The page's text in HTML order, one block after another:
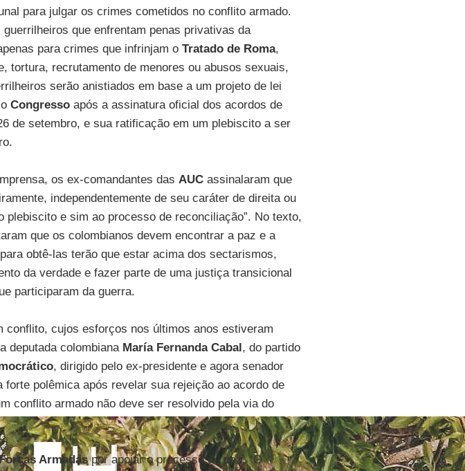
para julgar os crimes cometidos no conflito armado.
que enfrentam penas privativas da
para crimes que infrinjam o Tratado de Roma,
tortura, recrutamento de menores ou abusos sexuais,
serão anistiados em base a um projeto de lei
Congressoapós a assinatura oficial dos acordos de
de setembro, e sua ratificação em um plebiscito a ser
os ex-comandantes das AUCassinalaram que
independentemente de seu caráter de direita ou
plebiscito e sim ao processo de reconciliação”. No texto,
que os colombianos devem encontrar a paz e a
obtê-las terão que estar acima dos sectarismos,
da verdade e fazer parte de uma justiça transicional
participaram da guerra.
conflito, cujos esforços nos últimos anos estiveram
deputada colombiana María Fernanda Cabal, do partido
, dirigido pelo ex-presidente e agora senador
forte polêmica após revelar sua rejeição ao acordo de
conflito armado não deve ser resolvido pela via do
Armadaspor apoiar o processo de paz. “O